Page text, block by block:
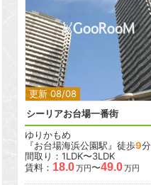
更新 08/08
2
シーリアお台場一番街
ゆりかもめ
『お台場海浜公園駅』徒歩9分
間取り：1LDK〜3LDK
賃料： 18.0万円〜49.0万円